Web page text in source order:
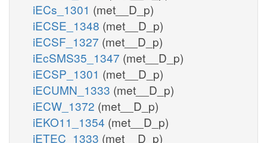
iECs_1301 (met__D_p)
iECSE_1348 (met__D_p)
iECSF_1327 (met__D_p)
iEcSMS35_1347 (met__D_p)
iECSP_1301 (met__D_p)
iECUMN_1333 (met__D_p)
iECW_1372 (met__D_p)
iEKO11_1354 (met__D_p)
iETEC_1333 (met__D_p)